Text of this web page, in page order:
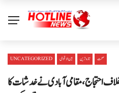
UNCATEGORIZED بین الا قوامی تازہ ترین صحت
خلاف احتجاج، مقامی آبادی نے خدشات کا